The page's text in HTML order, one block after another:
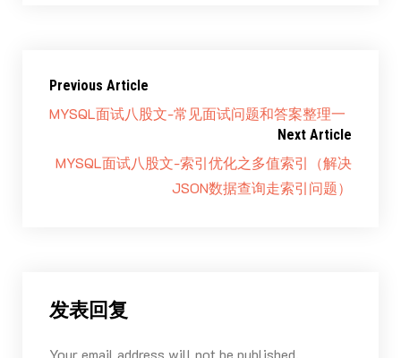
Previous Article
MYSQL面试八股文-常见面试问题和答案整理一
Next Article
MYSQL面试八股文-索引优化之多值索引（解决
JSON数据查询走索引问题）
发表回复
Your email address will not be published.